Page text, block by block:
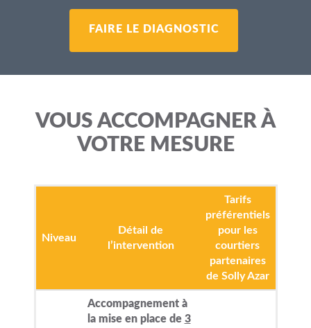
FAIRE LE DIAGNOSTIC
VOUS ACCOMPAGNER À
VOTRE MESURE
Niveau
Détail de
l’intervention
Tarifs
préférentiels
pour les
courtiers
partenaires
de Solly Azar
Accompagnement à
la mise en place de 3